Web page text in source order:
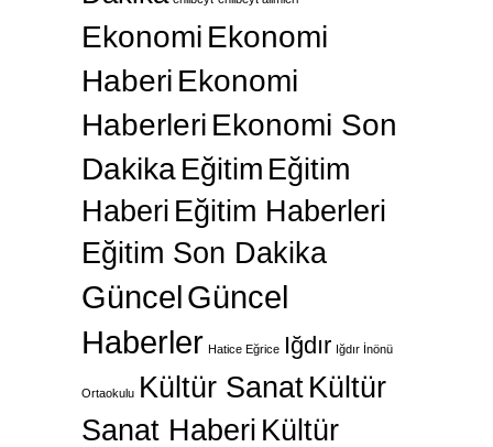
Ekonomi Ekonomi
Haberi Ekonomi
Haberleri Ekonomi Son
Dakika Eğitim Eğitim
Haberi Eğitim Haberleri
Eğitim Son Dakika
GüncelGüncel
Haberler Hatice Eğrice Iğdır Iğdır İnönü
Ortaokulu Kültür SanatKültür
Sanat Haberi Kültür